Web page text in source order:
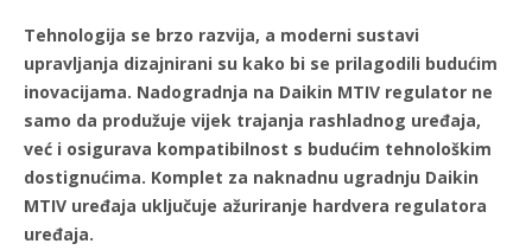
Tehnologija se brzo razvija, a moderni sustavi
upravljanja dizajnirani su kako bi se prilagodili budućim
inovacijama. Nadogradnja na Daikin MTIV regulator ne
samo da produžuje vijek trajanja rashladnog uređaja,
već i osigurava kompatibilnost s budućim tehnološkim
dostignućima. Komplet za naknadnu ugradnju Daikin
MTIV uređaja uključuje ažuriranje hardvera regulatora
uređaja.